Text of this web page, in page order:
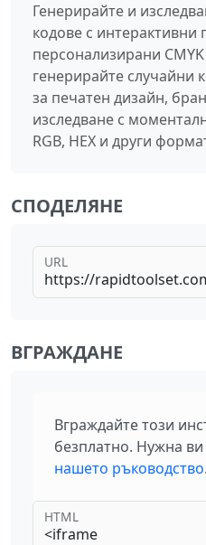
Генерирайте и
кодове с интерактивни
персонализирани
генерирайте случайни
за печатен дизайн,
изследване с
RGB, HEX и други
СПОДЕЛЯНЕ
URL
ВГРАЖДАНЕ
Вграждайте този
безплатно. Нужна
нашето ръководство.
HTML